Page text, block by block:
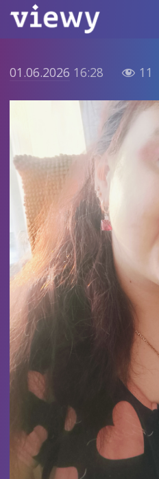
01.06.2026 16:28  11